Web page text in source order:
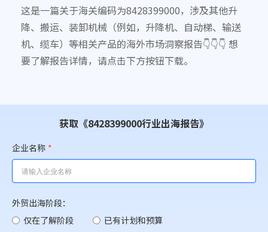
这是一篇关于海关编码为8428399000，涉及其他升
降、搬运、装卸机械（例如，升降机、自动梯、输送
机、缆车）等相关产品的海外市场洞察报告👇👇👇 想
要了解报告详情，请点击下方按钮下载。
获取《8428399000行业出海报告》
企业名称 *
外贸出海阶段：
仅在了解阶段
已有计划和预算